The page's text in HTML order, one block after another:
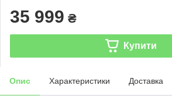
35 999 ₴
Купити
Опис Характеристики Доставка